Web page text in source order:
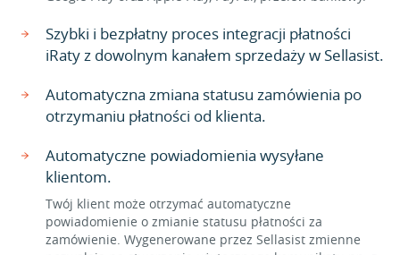
Szybki i bezpłatny proces integracji płatności
iRaty z dowolnym kanałem sprzedaży w Sellasist.
Automatyczna zmiana statusu zamówienia po
otrzymaniu płatności od klienta.
Automatyczne powiadomienia wysyłane
klientom.
Twój klient może otrzymać automatyczne
powiadomienie o zmianie statusu płatności za
zamówienie. Wygenerowane przez Sellasist zmienne